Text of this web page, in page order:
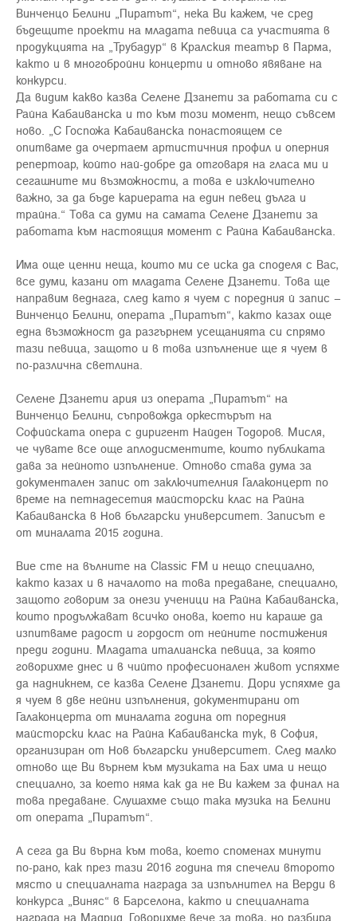
Винченцо Белини „Пиратът“, нека Ви кажем, че сред
бъдещите проекти на младата певица са участията в
продукцията на „Трубадур“ в Кралския театър в Парма,
както и в многобройни концерти и отново явяване на
конкурси.
Да видим какво казва Селене Дзанети за работата си с
Райна Кабаиванска и то към този момент, нещо съвсем
ново. „С Госпожа Кабаиванска понастоящем се
опитваме да очертаем артистичния профил и оперния
репертоар, който най-добре да отговаря на гласа ми и
сегашните ми възможности, а това е изключително
важно, за да бъде кариерата на един певец дълга и
трайна.“ Това са думи на самата Селене Дзанети за
работата към настоящия момент с Райна Кабаиванска.
Има още ценни неща, които ми се иска да споделя с Вас,
все думи, казани от младата Селене Дзанети. Това ще
направим веднага, след като я чуем с поредния й запис –
Винченцо Белини, операта „Пиратът“, както казах още
една възможност да разгърнем усещанията си спрямо
тази певица, защото и в това изпълнение ще я чуем в
по-различна светлина.
Селене Дзанети ария из операта „Пиратът“ на
Винченцо Белини, съпровожда оркестърът на
Софийската опера с диригент Найден Тодоров. Мисля,
че чувате все още аплодисментите, които публиката
дава за нейното изпълнение. Отново става дума за
документален запис от заключителния Галаконцерт по
време на петнадесетия майсторски клас на Райна
Кабаиванска в Нов български университет. Записът е
от миналата 2015 година.
Вие сте на вълните на Classic FM и нещо специално,
както казах и в началото на това предаване, специално,
защото говорим за онези ученици на Райна Кабаиванска,
които продължават всичко онова, което ни караше да
изпитваме радост и гордост от нейните постижения
преди години. Младата италианска певица, за която
говорихме днес и в чийто професионален живот успяхме
да надникнем, се казва Селене Дзанети. Дори успяхме да
я чуем в две нейни изпълнения, документирани от
Галаконцерта от миналата година от поредния
майсторски клас на Райна Кабаиванска тук, в София,
организиран от Нов български университет. След малко
отново ще Ви върнем към музиката на Бах има и нещо
специално, за което няма как да не Ви кажем за финал на
това предаване. Слушахме също така музика на Белини
от операта „Пиратът“.
А сега да Ви върна към това, което споменах минути
по-рано, как през тази 2016 година тя спечели второто
място и специалната награда за изпълнител на Верди в
конкурса „Виняс“ в Барселона, както и специалната
награда на Мадрид. Говорихме вече за това, но разбира